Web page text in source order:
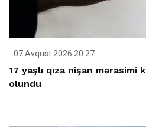
07 Avqust 2026 20:27
17 yaşlı qıza nişan
olundu